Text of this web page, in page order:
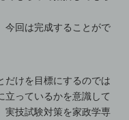
今回は完成することがで
だけを目標にするのでは
立っているかを意識して
実技試験対策を家政学専